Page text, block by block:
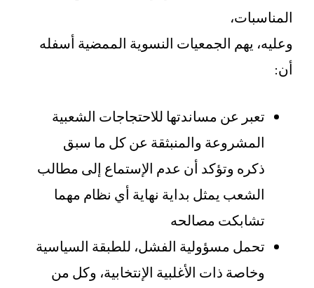
المناسبات،
وعليه، يهم الجمعيات النسوية الممضية أسفله
أن:
تعبر عن مساندتها للاحتجاجات الشعبية
المشروعة والمنبثقة عن كل ما سبق
ذكره وتؤكد أن عدم الإستماع إلى مطالب
الشعب يمثل بداية نهاية أي نظام مهما
تشابكت مصالحه
تحمل مسؤولية الفشل، للطبقة السياسية
وخاصة ذات الأغلبية الإنتخابية، وكل من